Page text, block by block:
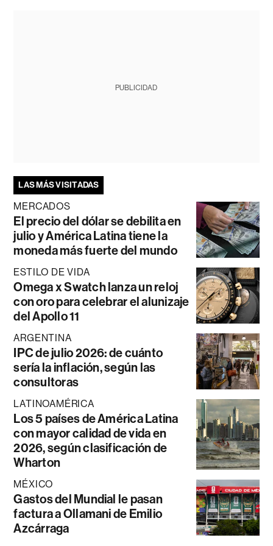
PUBLICIDAD
LAS MÁS VISITADAS
MERCADOS
El precio del dólar se debilita en
julio y América Latina tiene la
moneda más fuerte del mundo
ESTILO DE VIDA
Omega x Swatch lanza un reloj
con oro para celebrar el alunizaje
del Apollo 11
ARGENTINA
IPC de julio 2026: de cuánto
sería la inflación, según las
consultoras
LATINOAMÉRICA
Los 5 países de América Latina
con mayor calidad de vida en
2026, según clasificación de
Wharton
MÉXICO
Gastos del Mundial le pasan
factura a Ollamani de Emilio
Azcárraga